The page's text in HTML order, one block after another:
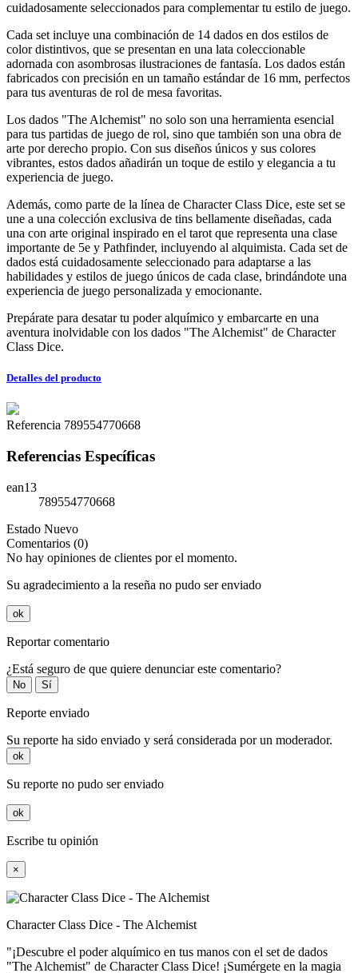
cuidadosamente seleccionados para complementar tu estilo de juego.
Cada set incluye una combinación de 14 dados en dos estilos de
color distintivos, que se presentan en una lata coleccionable
adornada con asombrosas ilustraciones de fantasía. Los dados están
fabricados con precisión en un tamaño estándar de 16 mm, perfectos
para tus aventuras de rol de mesa favoritas.
Los dados "The Alchemist" no solo son una herramienta esencial
para tus partidas de juego de rol, sino que también son una obra de
arte por derecho propio. Con sus diseños únicos y sus colores
vibrantes, estos dados añadirán un toque de estilo y elegancia a tu
experiencia de juego.
Además, como parte de la línea de Character Class Dice, este set se
une a una colección exclusiva de tins bellamente diseñadas, cada
una con arte original inspirado en el tarot que representa una clase
importante de 5e y Pathfinder, incluyendo al alquimista. Cada set de
dados está cuidadosamente seleccionado para adaptarse a las
habilidades y estilos de juego únicos de cada clase, brindándote una
experiencia de juego personalizada y emocionante.
Prepárate para desatar tu poder alquímico y embarcarte en una
aventura inolvidable con los dados "The Alchemist" de Character
Class Dice.
Detalles del producto
Referencia 789554770668
Referencias Específicas
ean13
789554770668
Estado Nuevo
Comentarios (0)
No hay opiniones de clientes por el momento.
Su agradecimiento a la reseña no pudo ser enviado
ok
Reportar comentario
¿Está seguro de que quiere denunciar este comentario?
No Sí
Reporte enviado
Su reporte ha sido enviado y será considerada por un moderador.
ok
Su reporte no pudo ser enviado
ok
Escribe tu opinión
×
Character Class Dice - The Alchemist
"¡Descubre el poder alquímico en tus manos con el set de dados
"The Alchemist" de Character Class Dice! ¡Sumérgete en la magia